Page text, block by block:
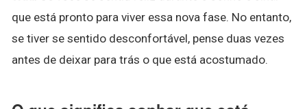
que está pronto para viver essa nova fase. No entanto,
se tiver se sentido desconfortável, pense duas vezes
antes de deixar para trás o que está acostumado.